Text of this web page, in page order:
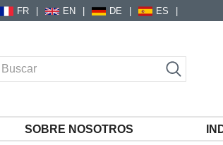
FR EN DE ES
SOBRE NOSOTROS